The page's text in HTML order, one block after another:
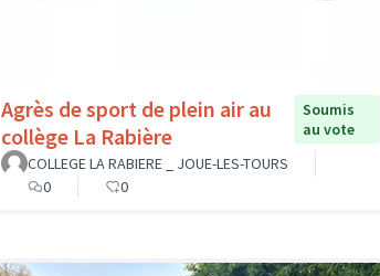
Agrès de sport de plein air au
collège La Rabière
Soumis
au vote
COLLEGE LA RABIERE _ JOUE-LES-TOURS
0
0